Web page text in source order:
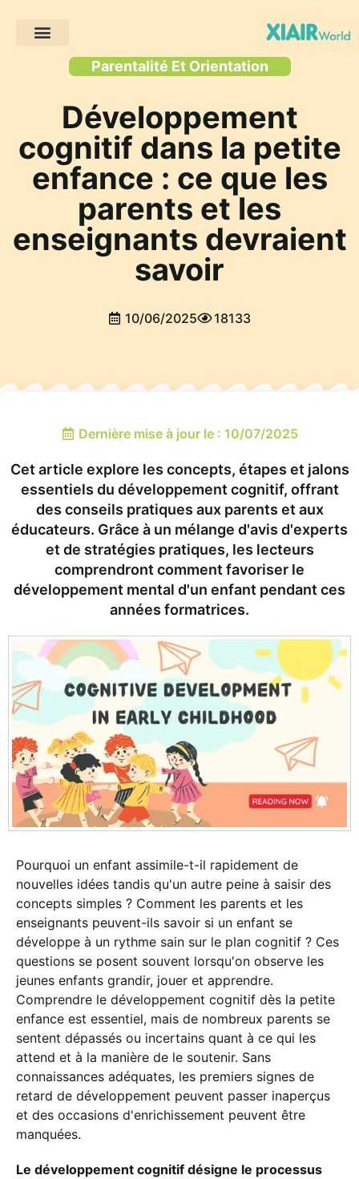
Parentalité Et Orientation
Développement
cognitif dans la petite
enfance : ce que les
parents et les
enseignants devraient
savoir
10/06/2025 18133
Dernière mise à jour le : 10/07/2025
Cet article explore les concepts, étapes et jalons
essentiels du développement cognitif, offrant
des conseils pratiques aux parents et aux
éducateurs. Grâce à un mélange d'avis d'experts
et de stratégies pratiques, les lecteurs
comprendront comment favoriser le
développement mental d'un enfant pendant ces
années formatrices.
Pourquoi un enfant assimile-t-il rapidement de
nouvelles idées tandis qu'un autre peine à saisir des
concepts simples ? Comment les parents et les
enseignants peuvent-ils savoir si un enfant se
développe à un rythme sain sur le plan cognitif ? Ces
questions se posent souvent lorsqu'on observe les
jeunes enfants grandir, jouer et apprendre.
Comprendre le développement cognitif dès la petite
enfance est essentiel, mais de nombreux parents se
sentent dépassés ou incertains quant à ce qui les
attend et à la manière de le soutenir. Sans
connaissances adéquates, les premiers signes de
retard de développement peuvent passer inaperçus
et des occasions d'enrichissement peuvent être
manquées.
Le développement cognitif désigne le processus